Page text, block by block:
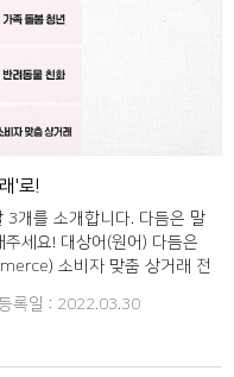
'로!
개를 소개합니다. 다듬은 말
세요! 대상어(원어) 다듬은
소비자 맞춤 상거래 전
할인한 가격에 파는 전자 상
년 장애, 질병, 약물 중독 등
들리 (pet friendly) 반려동물
록일 : 2022.03.30